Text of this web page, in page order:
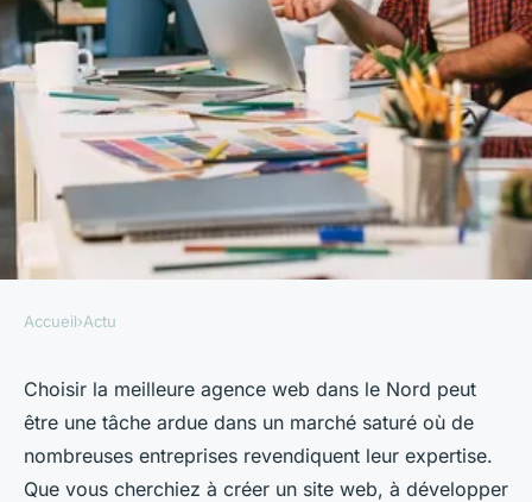
Comment choisir la meilleure
agence web dans le Nord :
Conseils pratiques
Accueil›Actu
Choisir la meilleure agence web dans le Nord peut
être une tâche ardue dans un marché saturé où de
nombreuses entreprises revendiquent leur expertise.
Que vous cherchiez à créer un site web, à développer